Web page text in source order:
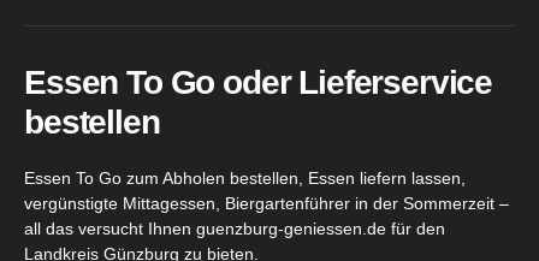
Essen To Go oder Lieferservice
bestellen
Essen To Go zum Abholen bestellen, Essen liefern lassen,
vergünstigte Mittagessen, Biergartenführer in der Sommerzeit –
all das versucht Ihnen guenzburg-geniessen.de für den
Landkreis Günzburg zu bieten.